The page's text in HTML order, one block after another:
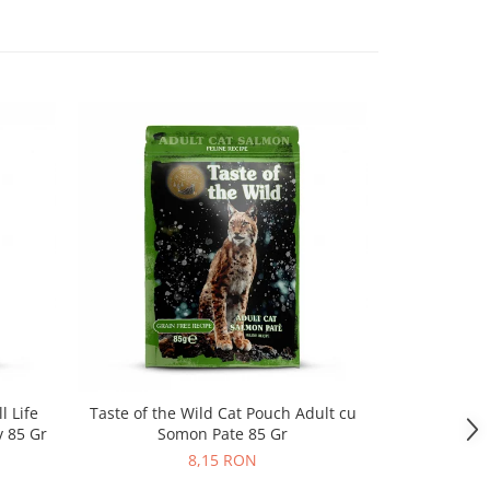
Life
85 Gr
Taste of the Wild Cat Pouch Adult cu
Somon Pate 85 Gr
8,15 RON
Taste of